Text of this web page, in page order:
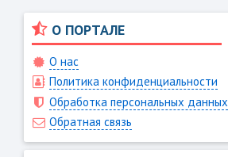
О ПОРТАЛЕ
О нас
Политика конфиденциальности
Обработка персональных данных
Обратная связь